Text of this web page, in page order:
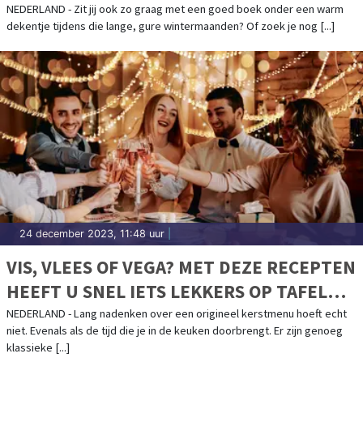
NEDERLAND - Zit jij ook zo graag met een goed boek onder een warm
dekentje tijdens die lange, gure wintermaanden? Of zoek je nog [...]
24 december 2023, 11:48 uur
VIS, VLEES OF VEGA? MET DEZE RECEPTEN
HEEFT U SNEL IETS LEKKERS OP TAFEL
MET KERST
NEDERLAND - Lang nadenken over een origineel kerstmenu hoeft echt
niet. Evenals als de tijd die je in de keuken doorbrengt. Er zijn genoeg
klassieke [...]